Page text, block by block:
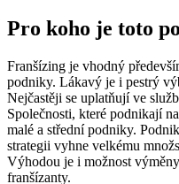
Pro koho je toto
Franšízing je vhodný
podniky. Lákavý je i pestrý
Nejčastěji se uplatňují ve
Společnosti, které podnikají
malé a střední podniky.
strategii vyhne velkému
Výhodou je i možnost
franšízanty.